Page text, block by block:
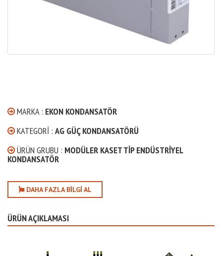
MARKA : EKON KONDANSATÖR
KATEGORI : AG GÜÇ KONDANSATÖRÜ
ÜRÜN GRUBU : MODÜLER KASET TIP ENDÜSTRIYEL
KONDANSATÖR
DAHA FAZLA BILGI AL
ÜRÜN AÇIKLAMASI